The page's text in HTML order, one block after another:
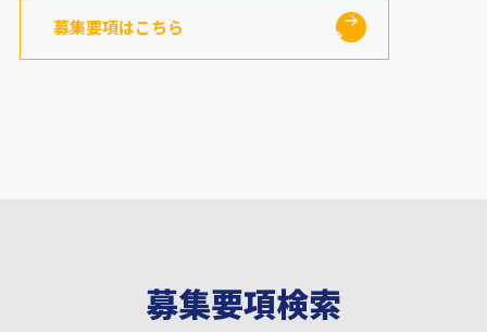
募集要項はこちら
募集要項検索